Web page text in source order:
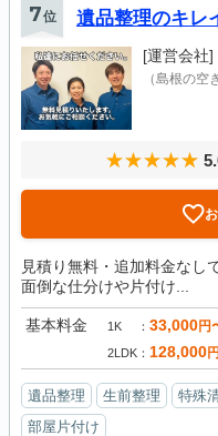
7位 遺品整理のキレ
[運営会社]
（島根の空
見積り無料・追加料金なし
面倒な仕分けや片付け...
基本料金 1K 33,000円
2LDK 128,000
遺品整理 生前整理 特殊
部屋片付け